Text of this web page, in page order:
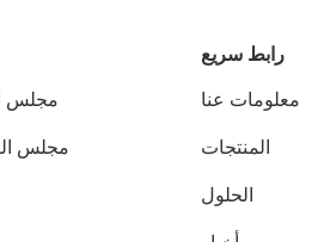
رابط سريع
معلومات عنا
المنتجات
الحلول
مجلس
مجلس